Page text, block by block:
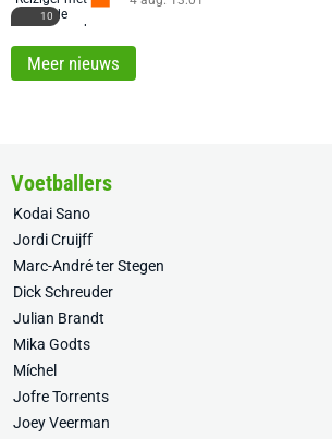
10
Meer nieuws
Voetballers
Kodai Sano
Jordi Cruijff
Marc-André ter Stegen
Dick Schreuder
Julian Brandt
Mika Godts
Míchel
Jofre Torrents
Joey Veerman